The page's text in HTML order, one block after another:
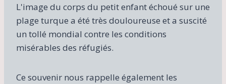
L'image du corps du petit enfant échoué sur une
plage turque a été très douloureuse et a suscité
un tollé mondial contre les conditions
misérables des réfugiés.
Ce souvenir nous rappelle également les